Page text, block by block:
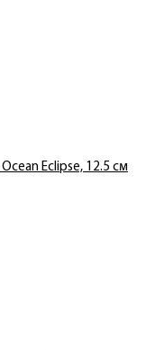
Eclipse, 12.5 см